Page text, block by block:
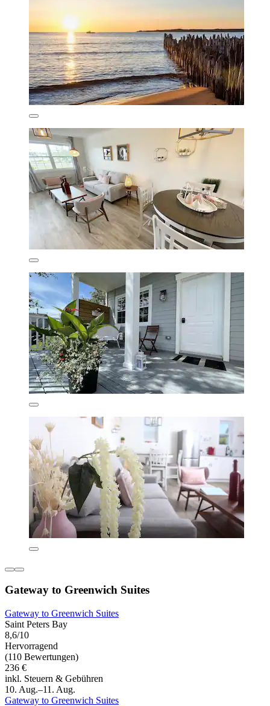
Gateway to Greenwich Suites
Gateway to Greenwich Suites
Saint Peters Bay
8,6/10
Hervorragend
(110 Bewertungen)
236 €
inkl. Steuern & Gebühren
10. Aug.–11. Aug.
Gateway to Greenwich Suites